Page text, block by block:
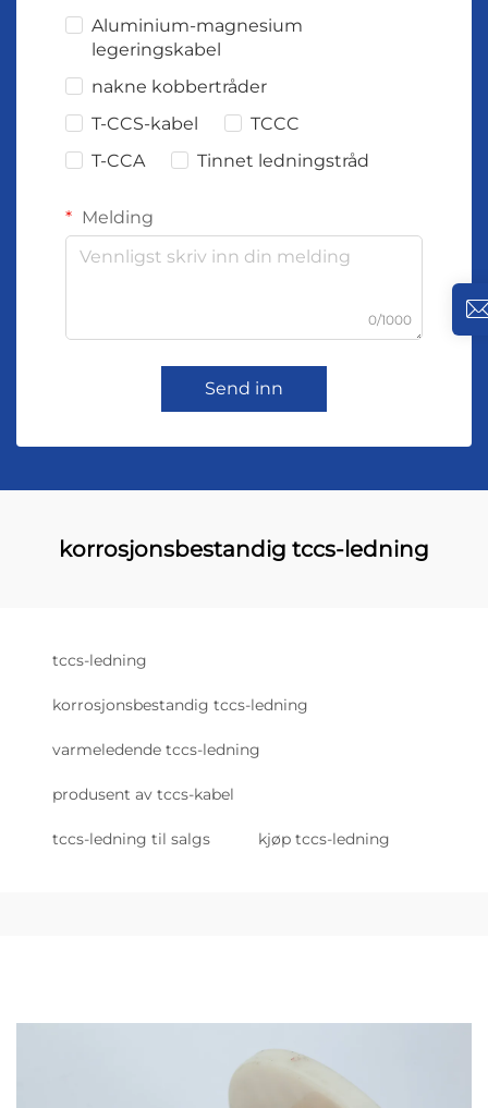
Aluminium-magnesium
legeringskabel
nakne kobbertråder
T-CCS-kabel
TCCC
T-CCA
Tinnet ledningstråd
Melding
0/1000
Send inn
korrosjonsbestandig tccs-ledning
tccs-ledning
korrosjonsbestandig tccs-ledning
varmeledende tccs-ledning
produsent av tccs-kabel
tccs-ledning til salgs kjøp tccs-ledning